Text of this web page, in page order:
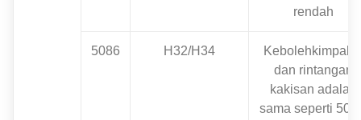
rendah
5086 H32/H34
dan rintangan
kakisan adalah
sama seperti